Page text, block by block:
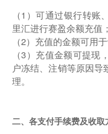
（1）可通过银行转账
里汇进行赛盈余额充值；
（2）充值的金额可用
（3）充值金额可提现
户冻结、注销等原因
理。
二、各支付手续费及收取